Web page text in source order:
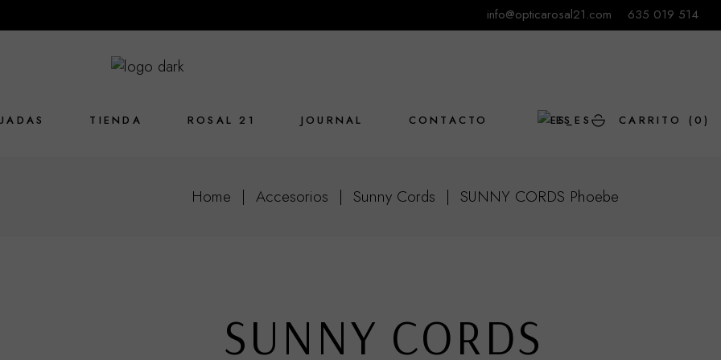
info@opticarosal21.com 635 019 514
TIENDA ROSAL 21 JOURNAL CONTACTO ES
EN
CARRITO (0)
Home Accesorios Sunny Cords SUNNY CORDS Phoebe
SUNNY CORDS